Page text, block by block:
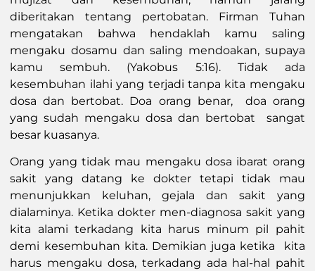
diberitakan tentang pertobatan. Firman Tuhan
mengatakan bahwa hendaklah kamu saling
mengaku dosamu dan saling mendoakan, supaya
kamu sembuh. (Yakobus 5:16). Tidak ada
kesembuhan ilahi yang terjadi tanpa kita mengaku
dosa dan bertobat. Doa orang benar, doa orang
yang sudah mengaku dosa dan bertobat sangat
besar kuasanya.
Orang yang tidak mau mengaku dosa ibarat orang
sakit yang datang ke dokter tetapi tidak mau
menunjukkan keluhan, gejala dan sakit yang
dialaminya. Ketika dokter men-diagnosa sakit yang
kita alami terkadang kita harus minum pil pahit
demi kesembuhan kita. Demikian juga ketika kita
harus mengaku dosa, terkadang ada hal-hal pahit